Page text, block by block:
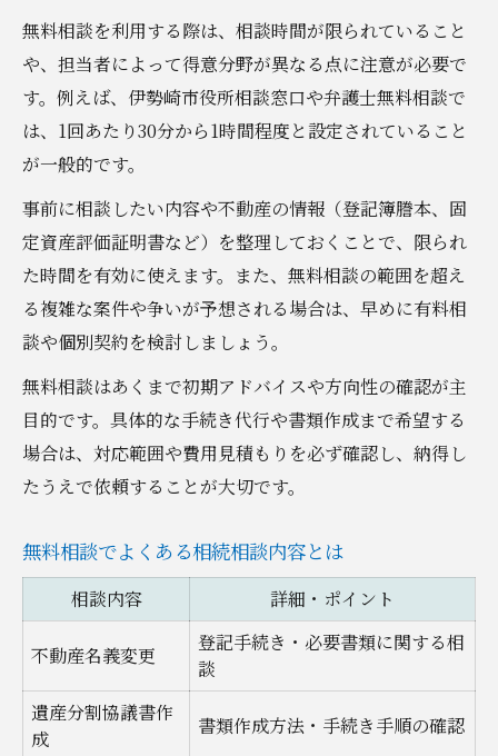
無料相談を利用する際は、相談時間が限られていること
や、担当者によって得意分野が異なる点に注意が必要で
す。例えば、伊勢崎市役所相談窓口や弁護士無料相談で
は、1回あたり30分から1時間程度と設定されていること
が一般的です。
事前に相談したい内容や不動産の情報（登記簿謄本、固
定資産評価証明書など）を整理しておくことで、限られ
た時間を有効に使えます。また、無料相談の範囲を超え
る複雑な案件や争いが予想される場合は、早めに有料相
談や個別契約を検討しましょう。
無料相談はあくまで初期アドバイスや方向性の確認が主
目的です。具体的な手続き代行や書類作成まで希望する
場合は、対応範囲や費用見積もりを必ず確認し、納得し
たうえで依頼することが大切です。
無料相談でよくある相続相談内容とは
相談内容 詳細・ポイント
不動産名義変更
登記手続き・必要書類に関する相
談
遺産分割協議書作
成
書類作成方法・手続き手順の確認